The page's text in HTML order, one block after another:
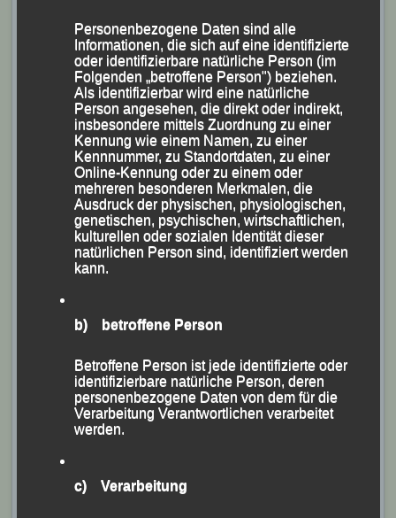
30m-Start der jüngsten Mädchen
30-m-Start der neunjährigen Buben
überaus zahlreichen Eltern, Großeltern, Betreuer und
Fans kämpfte der Leichtathletik-Nachwuchs mit viel
Engagement und Herzblut um jede Hundertstel und
jeden Zentimeter, wobei auch heuer wieder Biathlon-
Staffeln zur Austragung kamen.
über 1,70m von Christoph Zierer (TSV Plattling)
Personenbezogene Daten sind alle
Informationen, die sich auf eine identifizierte
oder identifizierbare natürliche Person (im
Folgenden „betroffene Person") beziehen.
Als identifizierbar wird eine natürliche
Person angesehen, die direkt oder indirekt,
insbesondere mittels Zuordnung zu einer
Kennung wie einem Namen, zu einer
Kennnummer, zu Standortdaten, zu einer
Online-Kennung oder zu einem oder
mehreren besonderen Merkmalen, die
Ausdruck der physischen, physiologischen,
genetischen, psychischen, wirtschaftlichen,
kulturellen oder sozialen Identität dieser
natürlichen Person sind, identifiziert werden
kann.
b) betroffene Person
Betroffene Person ist jede identifizierte oder
identifizierbare natürliche Person, deren
personenbezogene Daten von dem für die
Verarbeitung Verantwortlichen verarbeitet
werden.
c) Verarbeitung